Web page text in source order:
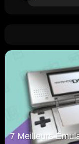
7 Meilleurs